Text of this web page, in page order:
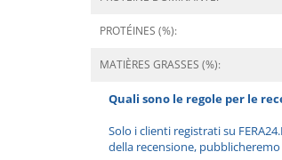
PROTÉINES (%):
MATIÈRES GRASSES (%):
Quali sono le regole per le
Solo i clienti registrati su
della recensione,